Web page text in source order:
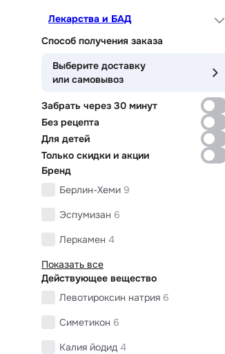
Лекарства и БАД
Способ получения заказа
Выберите доставку
или самовывоз
Забрать через 30 минут
Без рецепта
Для детей
Только скидки и акции
Бренд
Берлин-Хеми 9
Эспумизан 6
Леркамен 4
Показать все
Действующее вещество
Левотироксин натрия 6
Симетикон 6
Калия йодид 4